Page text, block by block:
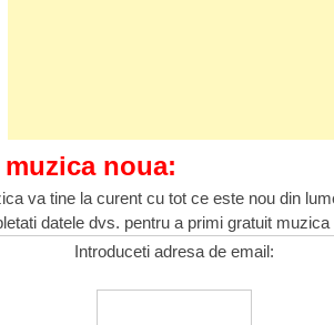
noua:
va tine la curent cu tot ce este nou din
datele dvs. pentru a primi gratuit muzica
Introduceti adresa de email: